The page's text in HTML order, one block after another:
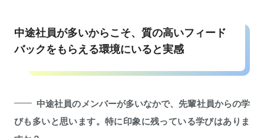
中途社員が多いからこそ、質の高いフィード
バックをもらえる環境にいると実感
中途社員のメンバーが多いなかで、先輩社員からの学
びも多いと思います。特に印象に残っている学びはありま